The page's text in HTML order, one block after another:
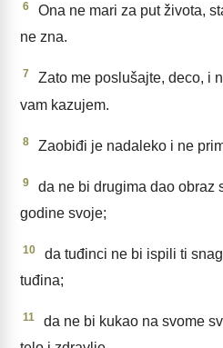
6
Ona ne mari za put života,
ne zna.
7
Zato me poslušajte, deco, i
vam kazujem.
8 Zaobiđi je nadaleko i ne
9
da ne bi drugima dao obraz
godine svoje;
10
da tuđinci ne bi ispili ti
tuđina;
11
da ne bi kukao na svome